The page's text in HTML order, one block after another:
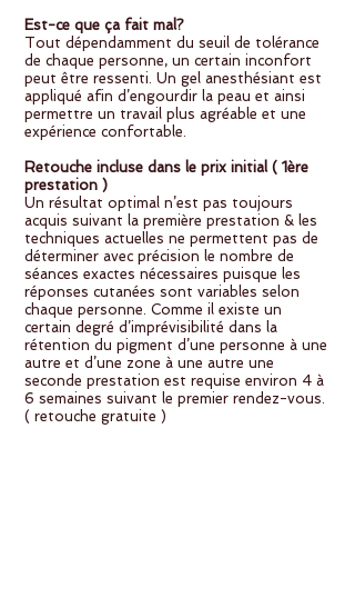
Est-ce que ça fait mal?
Tout dépendamment du seuil de tolérance
de chaque personne, un certain inconfort
peut être ressenti. Un gel anesthésiant est
appliqué afin d’engourdir la peau et ainsi
permettre un travail plus agréable et une
expérience confortable.
Retouche incluse dans le prix initial ( 1ère
prestation )
Un résultat optimal n’est pas toujours
acquis suivant la première prestation & les
techniques actuelles ne permettent pas de
déterminer avec précision le nombre de
séances exactes nécessaires puisque les
réponses cutanées sont variables selon
chaque personne. Comme il existe un
certain degré d’imprévisibilité dans la
rétention du pigment d’une personne à une
autre et d’une zone à une autre une
seconde prestation est requise environ 4 à
6 semaines suivant le premier rendez-vous.
( retouche gratuite )